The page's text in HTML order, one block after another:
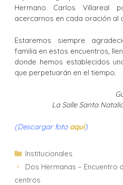
Hermano Carlos
acercarnos en cada oración al
Estaremos siempre
familia en estos encuentros,
donde hemos establecidos
que perpetuarán en el tiempo.
La Salle Santa
(Descargar foto aquí)
Institucionales
Dos Hermanas – Encuentro
centros